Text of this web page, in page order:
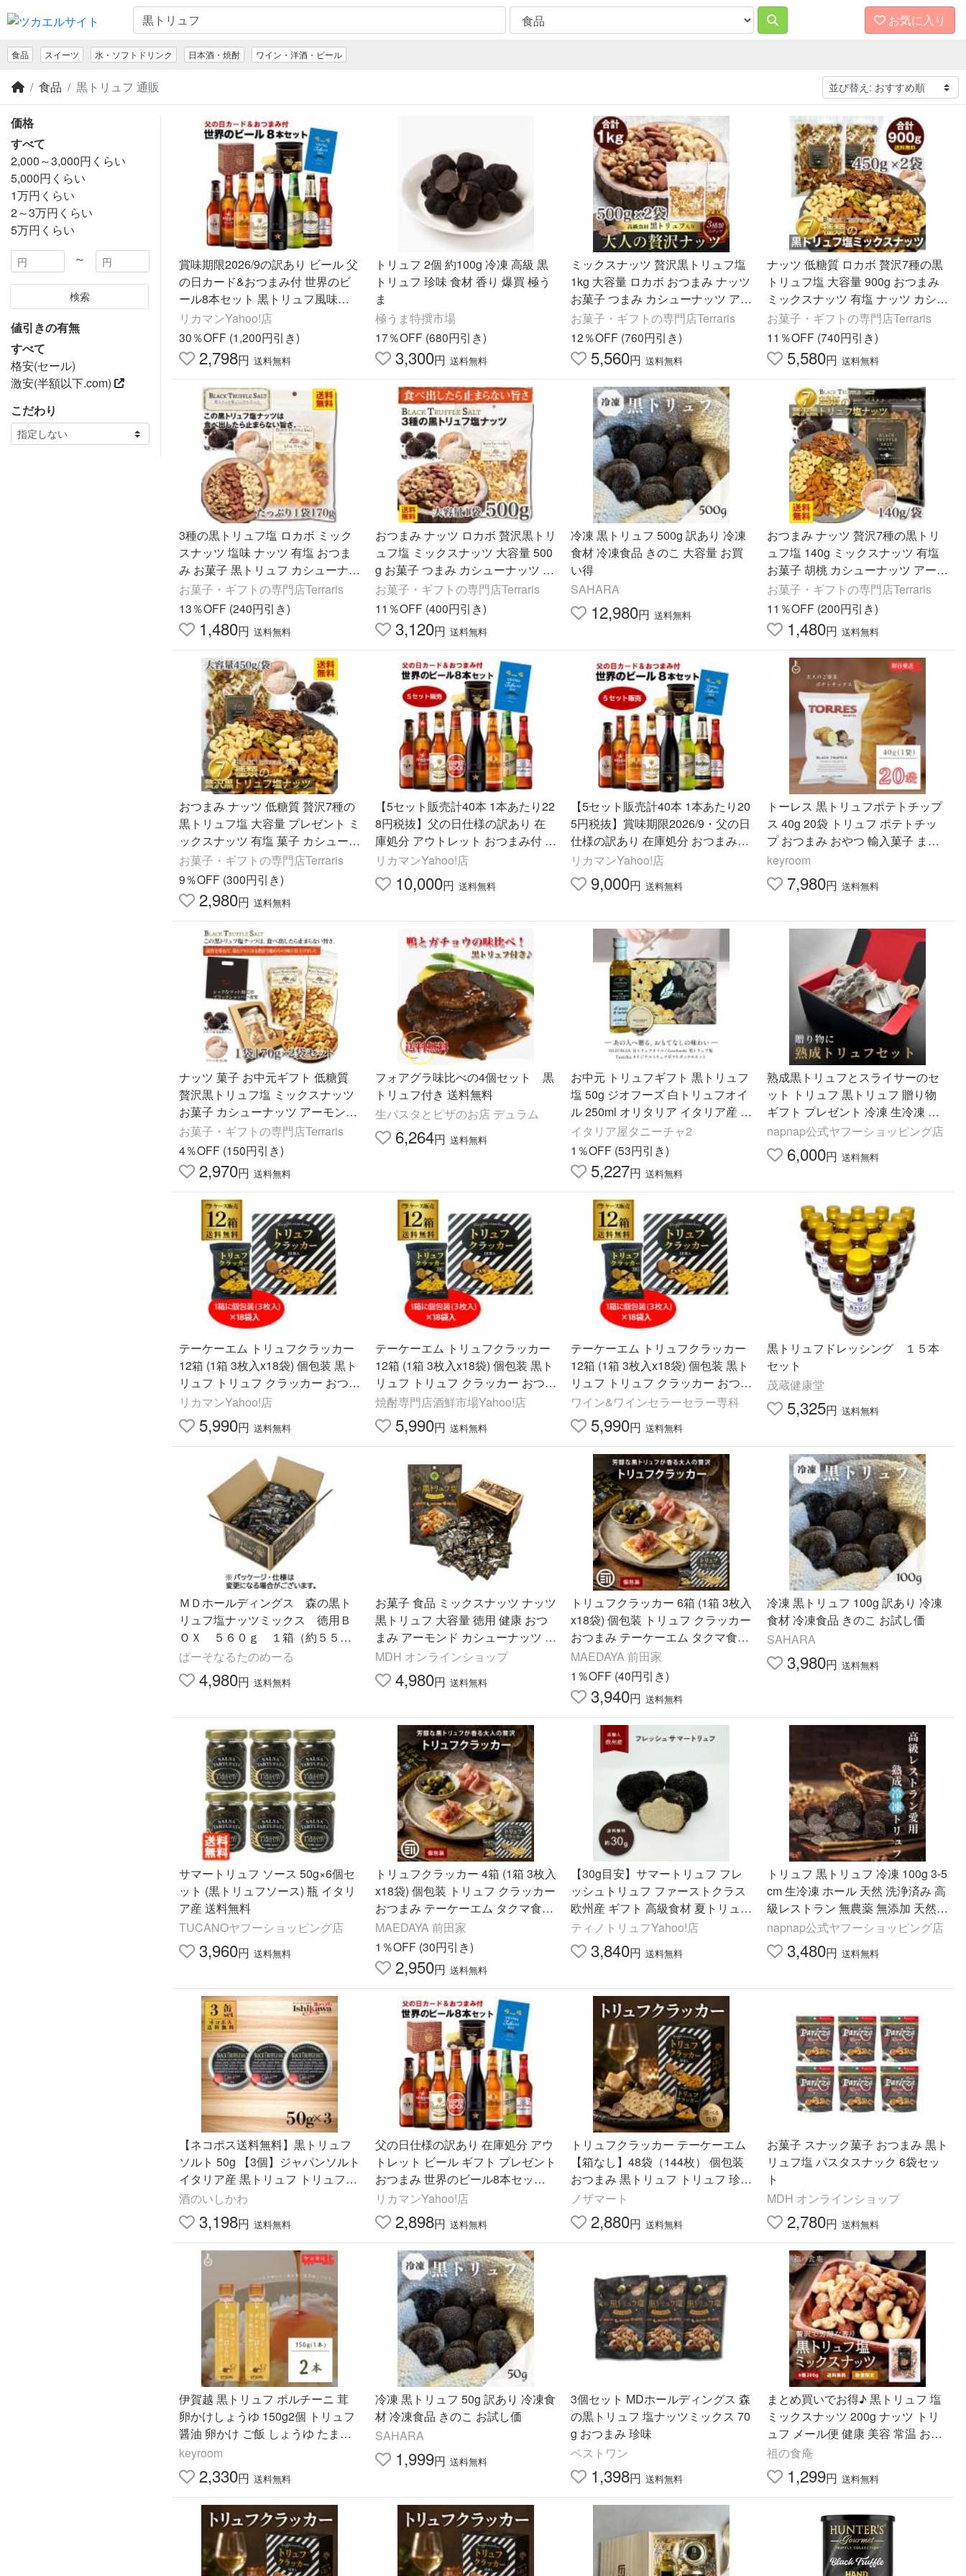
お気に入り
食品 スイーツ 水・ソフトドリンク 日本酒・焼酎 ワイン・洋酒・ビール
食品 黒トリュフ 通販
価格
すべて
2,000～3,000円くらい
5,000円くらい
1万円くらい
2～3万円くらい
5万円くらい
～
検索
値引きの有無
すべて
格安(セール)
激安(半額以下.com)
こだわり
賞味期限2026/9の訳あり ビール 父
の日カード&おつまみ付 世界のビ
ール8本セット 黒トリュフ風味ポ
テトチップス 送料無料 飲み比べ ギ
フト お酒 RSL
リカマンYahoo!店
30％OFF (1,200円引き)
2,798円 送料無料
トリュフ 2個 約100g 冷凍 高級 黒
トリュフ 珍味 食材 香り 爆買 極う
ま
極うま特撰市場
17％OFF (680円引き)
3,300円 送料無料
ミックスナッツ 贅沢黒トリュフ塩
1kg 大容量 ロカボ おつまみ ナッツ
お菓子 つまみ カシューナッツ アー
モンド くるみ 晩酌 有塩 塩味 トリ
ュフ (500gx2袋)
お菓子・ギフトの専門店Terraris
12％OFF (760円引き)
5,560円 送料無料
ナッツ 低糖質 ロカボ 贅沢7種の黒
トリュフ塩 大容量 900g おつまみ
ミックスナッツ 有塩 ナッツ カシュ
ーナッツ アーモンド マカダミア く
るみ ピスタチオ 晩酌
お菓子・ギフトの専門店Terraris
11％OFF (740円引き)
5,580円 送料無料
3種の黒トリュフ塩 ロカボ ミック
スナッツ 塩味 ナッツ 有塩 おつま
み お菓子 黒トリュフ カシューナッ
ツ アーモンド くるみ ミックスナッ
ツ 酒のつまみ つまみ
お菓子・ギフトの専門店Terraris
13％OFF (240円引き)
1,480円 送料無料
おつまみ ナッツ ロカボ 贅沢黒トリ
ュフ塩 ミックスナッツ 大容量 500
g お菓子 つまみ カシューナッツ ア
ーモンド くるみ 晩酌 有塩 酒のつ
まみ 塩味 トリュフ
お菓子・ギフトの専門店Terraris
11％OFF (400円引き)
3,120円 送料無料
冷凍 黒トリュフ 500g 訳あり 冷凍
食材 冷凍食品 きのこ 大容量 お買
い得
SAHARA
12,980円 送料無料
おつまみ ナッツ 贅沢7種の黒トリ
ュフ塩 140g ミックスナッツ 有塩
お菓子 胡桃 カシューナッツ アーモ
ンド ピスタチオ ピーカン プチギフ
ト 酒のつまみ
お菓子・ギフトの専門店Terraris
11％OFF (200円引き)
1,480円 送料無料
おつまみ ナッツ 低糖質 贅沢7種の
黒トリュフ塩 大容量 プレゼント ミ
ックスナッツ 有塩 菓子 カシューナ
ッツ アーモンド くるみ ピスタチオ
晩酌 つまみ
お菓子・ギフトの専門店Terraris
9％OFF (300円引き)
2,980円 送料無料
【5セット販売計40本 1本あたり22
8円税抜】父の日仕様の訳あり 在
庫処分 アウトレット おつまみ付 世
界のビール8本 ×5セット ポテトチ
ップス 送料無料
リカマンYahoo!店
10,000円 送料無料
【5セット販売計40本 1本あたり20
5円税抜】賞味期限2026/9・父の日
仕様の訳あり 在庫処分 おつまみ付
世界のビール8本 ×5セット ポテト
チップス 送料無料 RSL
リカマンYahoo!店
9,000円 送料無料
トーレス 黒トリュフポテトチップ
ス 40g 20袋 トリュフ ポテトチッ
プ おつまみ おやつ 輸入菓子 まと
め買い ランキング ポイント消化 爆
買 父の日 お中元
keyroom
7,980円 送料無料
ナッツ 菓子 お中元ギフト 低糖質
贅沢黒トリュフ塩 ミックスナッツ
お菓子 カシューナッツ アーモンド
くるみ 170g 2袋セット おつまみ
晩酌 有塩 酒のつまみ
お菓子・ギフトの専門店Terraris
4％OFF (150円引き)
2,970円 送料無料
フォアグラ味比べの4個セット 黒
トリュフ付き 送料無料
生パスタとピザのお店 デュラム
6,264円 送料無料
お中元 トリュフギフト 黒トリュフ
塩 50g ジオフーズ 白トリュフオイ
ル 250ml オリタリア イタリア産 オ
リジナルギフトボックス付 調味料
詰め合わせ 爆買
イタリア屋タニーチャ2
1％OFF (53円引き)
5,227円 送料無料
熟成黒トリュフとスライサーのセ
ット トリュフ 黒トリュフ 贈り物
ギフト プレゼント 冷凍 生冷凍 天
然 そのまま使える キノコ 無農薬
無添加 truffle 中国産
napnap公式ヤフーショッピング店
6,000円 送料無料
テーケーエム トリュフクラッカー
12箱 (1箱 3枚入x18袋) 個包装 黒ト
リュフ トリュフ クラッカー おつま
み KOB
リカマンYahoo!店
5,990円 送料無料
テーケーエム トリュフクラッカー
12箱 (1箱 3枚入x18袋) 個包装 黒ト
リュフ トリュフ クラッカー おつま
み KOB
焼酎専門店酒鮮市場Yahoo!店
5,990円 送料無料
テーケーエム トリュフクラッカー
12箱 (1箱 3枚入x18袋) 個包装 黒ト
リュフ トリュフ クラッカー おつま
み KOB
ワイン&ワインセラーセラー専科
5,990円 送料無料
黒トリュフドレッシング １５本
セット
茂蔵健康堂
5,325円 送料無料
ＭＤホールディングス 森の黒ト
リュフ塩ナッツミックス 徳用Ｂ
ＯＸ ５６０ｇ １箱（約５５
袋）
ぱーそなるたのめーる
4,980円 送料無料
お菓子 食品 ミックスナッツ ナッツ
黒トリュフ 大容量 徳用 健康 おつ
まみ アーモンド カシューナッツ く
るみ
MDH オンラインショップ
4,980円 送料無料
トリュフクラッカー 6箱 (1箱 3枚入
x18袋) 個包装 トリュフ クラッカー
おつまみ テーケーエム タクマ食品
送料無料 前田家
MAEDAYA 前田家
1％OFF (40円引き)
3,940円 送料無料
冷凍 黒トリュフ 100g 訳あり 冷凍
食材 冷凍食品 きのこ お試し価
SAHARA
3,980円 送料無料
サマートリュフ ソース 50g×6個セ
ット (黒トリュフソース) 瓶 イタリ
ア産 送料無料
TUCANOヤフーショッピング店
3,960円 送料無料
トリュフクラッカー 4箱 (1箱 3枚入
x18袋) 個包装 トリュフ クラッカー
おつまみ テーケーエム タクマ食品
送料無料 前田家
MAEDAYA 前田家
1％OFF (30円引き)
2,950円 送料無料
【30g目安】サマートリュフ フレ
ッシュトリュフ ファーストクラス
欧州産 ギフト 高級食材 夏トリュフ
冷蔵 クール便 パーティー 記念日
お中元
ティノトリュフYahoo!店
3,840円 送料無料
トリュフ 黒トリュフ 冷凍 100g 3-5
cm 生冷凍 ホール 天然 洗浄済み 高
級レストラン 無農薬 無添加 天然
ヒマラヤトリュフ 中国産 加熱用
napnap公式ヤフーショッピング店
3,480円 送料無料
【ネコポス送料無料】黒トリュフ
ソルト 50g 【3個】ジャパンソルト
イタリア産 黒トリュフ トリュフ塩
ポスト投函 2セットまで同梱可能
代引き不可 日時指定不可
酒のいしかわ
3,198円 送料無料
父の日仕様の訳あり 在庫処分 アウ
トレット ビール ギフト プレゼント
おつまみ 世界のビール8本セット
高級ポテトチップス RSL
リカマンYahoo!店
2,898円 送料無料
トリュフクラッカー テーケーエム
【箱なし】48袋（144枚） 個包装
おつまみ 黒トリュフ トリュフ 珍味
お菓子 スナック スイーツ おやつ
高級感 酒 ワイン
ノザマート
2,880円 送料無料
お菓子 スナック菓子 おつまみ 黒ト
リュフ塩 パスタスナック 6袋セッ
ト
MDH オンラインショップ
2,780円 送料無料
伊賀越 黒トリュフ ポルチーニ 茸
卵かけしょうゆ 150g2個 トリュフ
醤油 卵かけ ご飯 しょうゆ たまご
かけ まとめ買い ランキング ポイン
ト消化 爆買 父の日
keyroom
2,330円 送料無料
冷凍 黒トリュフ 50g 訳あり 冷凍食
材 冷凍食品 きのこ お試し価
SAHARA
1,999円 送料無料
3個セット MDホールディングス 森
の黒トリュフ 塩ナッツミックス 70
g おつまみ 珍味
ベストワン
1,398円 送料無料
まとめ買いでお得♪ 黒トリュフ 塩
ミックスナッツ 200g ナッツ トリ
ュフ メール便 健康 美容 常温 おつ
まみ ワイン 酒 爆買
祖の食庵
1,299円 送料無料